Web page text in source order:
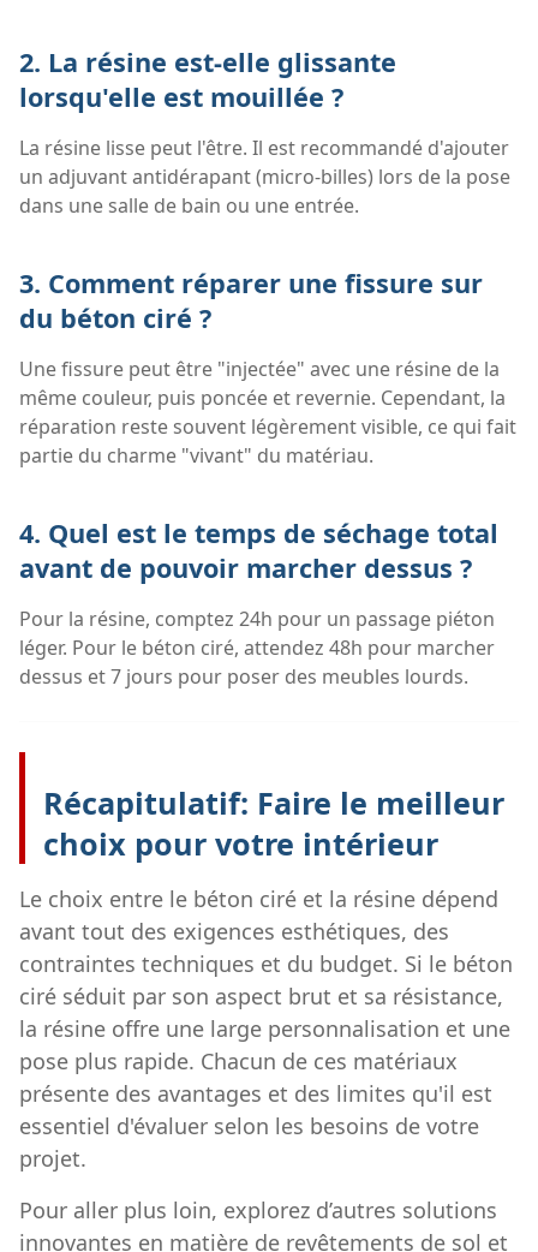
2. La résine est-elle glissante
lorsqu'elle est mouillée ?
La résine lisse peut l'être. Il est recommandé d'ajouter
un adjuvant antidérapant (micro-billes) lors de la pose
dans une salle de bain ou une entrée.
3. Comment réparer une fissure sur
du béton ciré ?
Une fissure peut être "injectée" avec une résine de la
même couleur, puis poncée et revernie. Cependant, la
réparation reste souvent légèrement visible, ce qui fait
partie du charme "vivant" du matériau.
4. Quel est le temps de séchage total
avant de pouvoir marcher dessus ?
Pour la résine, comptez 24h pour un passage piéton
léger. Pour le béton ciré, attendez 48h pour marcher
dessus et 7 jours pour poser des meubles lourds.
Récapitulatif: Faire le meilleur
choix pour votre intérieur
Le choix entre le béton ciré et la résine dépend
avant tout des exigences esthétiques, des
contraintes techniques et du budget. Si le béton
ciré séduit par son aspect brut et sa résistance,
la résine offre une large personnalisation et une
pose plus rapide. Chacun de ces matériaux
présente des avantages et des limites qu'il est
essentiel d'évaluer selon les besoins de votre
projet.
Pour aller plus loin, explorez d’autres solutions
innovantes en matière de revêtements de sol et